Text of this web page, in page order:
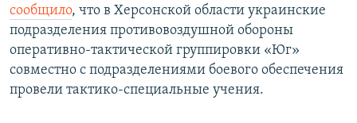
сообщило, что в Херсонской области украинские
подразделения противовоздушной обороны
оперативно-тактической группировки «Юг»
совместно с подразделениями боевого обеспечения
провели тактико-специальные учения.